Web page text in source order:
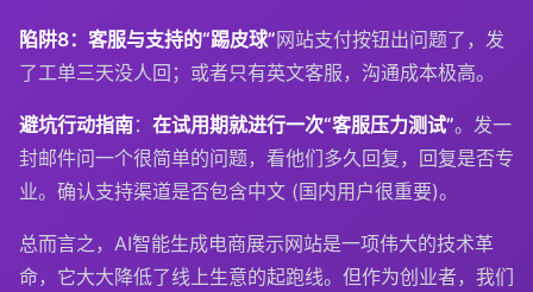
陷阱8：客服与支持的“踢皮球”网站支付按钮出问题了，发
了工单三天没人回；或者只有英文客服，沟通成本极高。
避坑行动指南： 在试用期就进行一次“客服压力测试”。发一
封邮件问一个很简单的问题，看他们多久回复，回复是否专
业。确认支持渠道是否包含中文 (国内用户很重要)。
总而言之，AI智能生成电商展示网站是一项伟大的技术革
命，它大大降低了线上生意的起跑线。但作为创业者，我们